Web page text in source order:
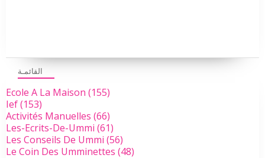
القائمـة
Ecole A La Maison (155)
Ief(153)
Activités Manuelles (66)
Les-Ecrits-De-Ummi (61)
Les Conseils De Ummi (56)
Le Coin Des Umminettes (48)